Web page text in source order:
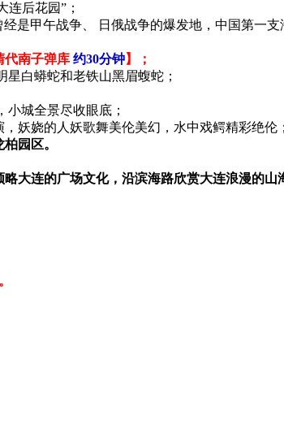
后花园”；
是甲午战争、 日俄战争的爆发地，中国第一
代南子弹库 约30分钟】；
星白蟒蛇和老铁山黑眉蝮蛇；
小城全景尽收眼底；
，妖娆的人妖歌舞美伦美幻，水中戏鳄精彩绝伦
园区。
大连的广场文化，沿滨海路欣赏大连浪漫的